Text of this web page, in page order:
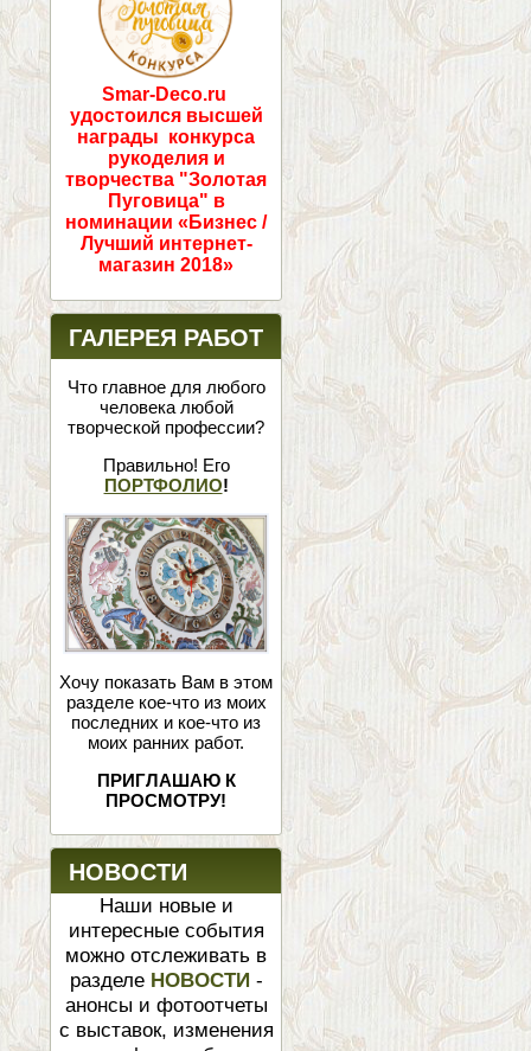
Smar-Deco.ru
удостоился высшей
награды конкурса
рукоделия и
творчества "Золотая
Пуговица" в
номинации «Бизнес /
Лучший интернет-
магазин 2018»
ГАЛЕРЕЯ РАБОТ
Что главное для любого
человека любой
творческой профессии?
Правильно! Его
ПОРТФОЛИО!
Хочу показать Вам в этом
разделе кое-что из моих
последних и кое-что из
моих ранних работ.
ПРИГЛАШАЮ К
ПРОСМОТРУ!
НОВОСТИ
Наши новые и
интересные события
можно отслеживать в
разделе НОВОСТИ -
анонсы и фотоотчеты
с выставок, изменения